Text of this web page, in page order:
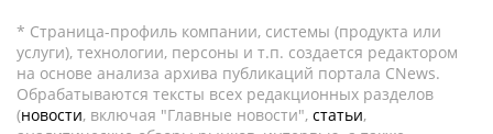
* Страница-профиль компании, системы (продукта или
услуги), технологии, персоны и т.п. создается редактором
на основе анализа архива публикаций портала CNews.
Обрабатываются тексты всех редакционных разделов
(новости, включая "Главные новости", статьи,